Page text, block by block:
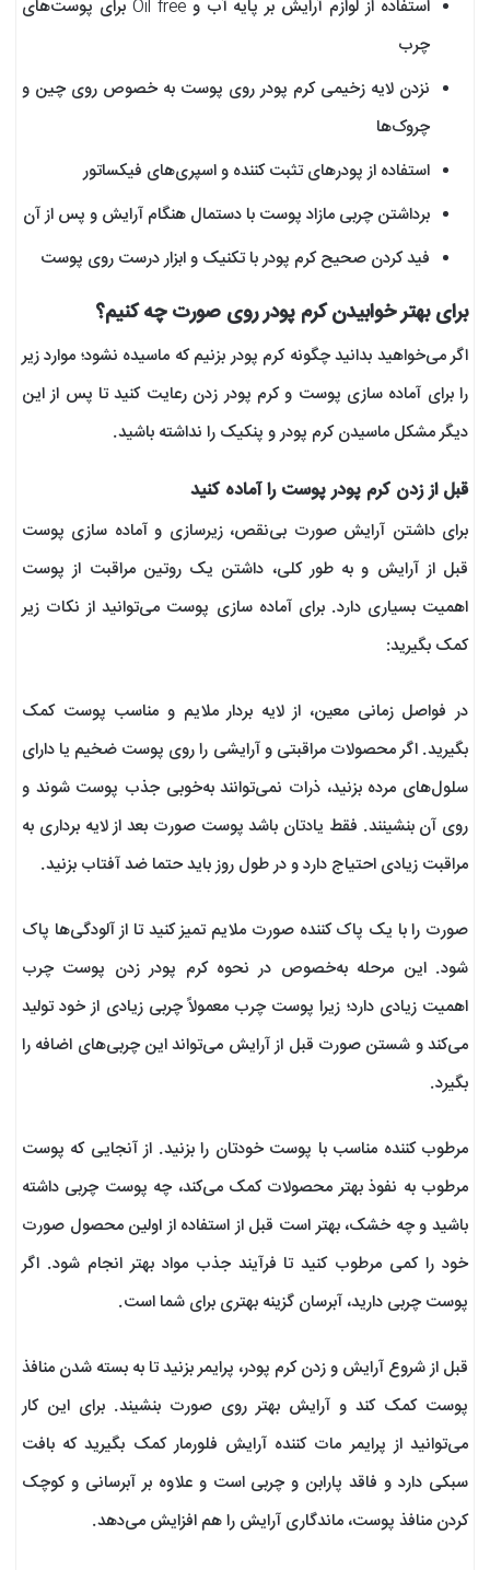
استفاده از لوازم آرایش بر پایه آب و Oil free برای پوست‌های
چرب
نزدن لایه زخیمی کرم پودر روی پوست به خصوص روی چین و
چروک‌ها
استفاده از پودرهای تثبت کننده و اسپری‌های فیکساتور
برداشتن چربی مازاد پوست با دستمال هنگام آرایش و پس از آن
فید کردن صحیح کرم پودر با تکنیک و ابزار درست روی پوست
برای بهتر خوابیدن کرم پودر روی صورت چه کنیم؟
اگر می‌خواهید بدانید چگونه کرم پودر بزنیم که ماسیده نشود؛ موارد زیر
را برای آماده سازی پوست و کرم پودر زدن رعایت کنید تا پس از این
دیگر مشکل ماسیدن کرم پودر و پنکیک را نداشته باشید.
قبل از زدن کرم پودر پوست را آماده کنید
برای داشتن آرایش صورت بی‌نقص، زیرسازی و آماده سازی پوست
قبل از آرایش و به طور کلی، داشتن یک روتین مراقبت از پوست
اهمیت بسیاری دارد. برای آماده سازی پوست می‌توانید از نکات زیر
کمک بگیرید:
در فواصل زمانی معین، از لایه بردار ملایم و مناسب پوست کمک
بگیرید. اگر محصولات مراقبتی و آرایشی را روی پوست ضخیم یا دارای
سلول‌های مرده بزنید، ذرات نمی‌توانند به‌خوبی جذب پوست شوند و
روی آن بنشینند. فقط یادتان باشد پوست صورت بعد از لایه برداری به
مراقبت زیادی احتیاج دارد و در طول روز باید حتما ضد آفتاب بزنید.
صورت را با یک پاک کننده صورت ملایم تمیز کنید تا از آلودگی‌ها پاک
شود. این مرحله به‌خصوص در نحوه کرم پودر زدن پوست چرب
اهمیت زیادی دارد؛ زیرا پوست چرب معمولاً چربی زیادی از خود تولید
می‌کند و شستن صورت قبل از آرایش می‌تواند این چربی‌های اضافه را
بگیرد.
مرطوب کننده مناسب با پوست خودتان را بزنید. از آنجایی که پوست
مرطوب به نفوذ بهتر محصولات کمک می‌کند، چه پوست چربی داشته
باشید و چه خشک، بهتر است قبل از استفاده از اولین محصول صورت
خود را کمی مرطوب کنید تا فرآیند جذب مواد بهتر انجام شود. اگر
پوست چربی دارید، آبرسان گزینه بهتری برای شما است.
قبل از شروع آرایش و زدن کرم پودر، پرایمر بزنید تا به بسته شدن منافذ
پوست کمک کند و آرایش بهتر روی صورت بنشیند. برای این کار
می‌توانید از پرایمر مات کننده آرایش فلورمار کمک بگیرید که بافت
سبکی دارد و فاقد پارابن و چربی است و علاوه بر آبرسانی و کوچک
کردن منافذ پوست، ماندگاری آرایش را هم افزایش می‌دهد.